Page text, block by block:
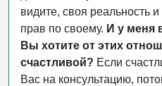
видите, своя реальность
прав по своему. И у меня
Вы хотите от этих
счастливой? Если
Вас на консультацию,